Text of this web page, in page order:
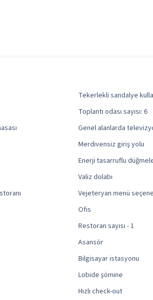
Tekerlekli sandalye
Toplantı odası sayısı: 6
Genel alanlarda
Merdivensiz giriş yolu
Enerji tasarruflu
Valiz dolabı
Vejeteryan menü
Ofis
Restoran sayısı - 1
Asansör
Bilgisayar istasyonu
Lobide şömine
Hızlı check-out